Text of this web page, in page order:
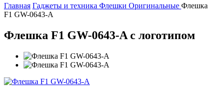
Главная Гаджеты и техника Флешки Оригинальные Флешка
F1 GW-0643-A
Флешка F1 GW-0643-A с логотипом